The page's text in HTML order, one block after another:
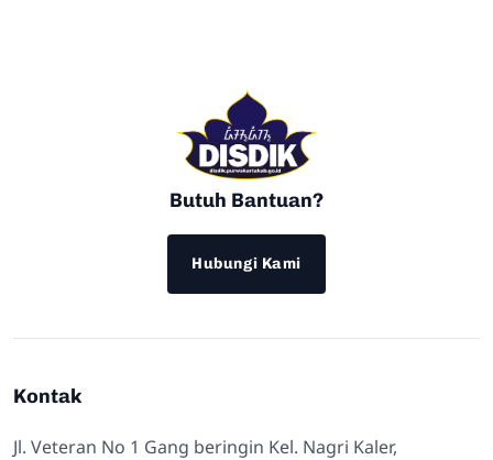
Butuh Bantuan?
Hubungi Kami
Kontak
Jl. Veteran No 1 Gang beringin Kel. Nagri Kaler,